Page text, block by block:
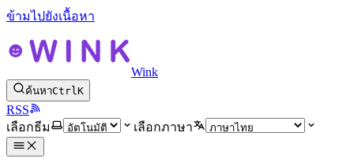
ข้ามไปยังเนื้อหา
Wink
ค้นหาCtrlK
RSS
เลือกธีม
เลือกภาษา